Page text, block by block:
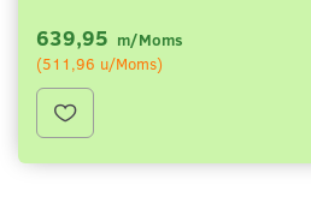
639,95 m/Moms
(511,96 u/Moms)